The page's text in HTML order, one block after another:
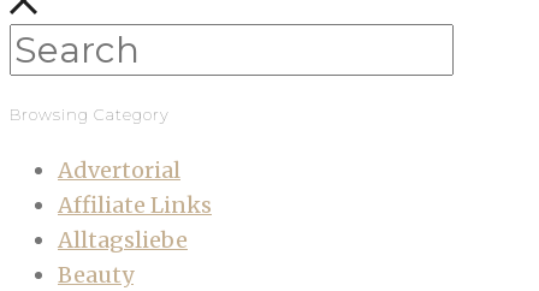
Browsing Category
Advertorial
Affiliate Links
Alltagsliebe
Beauty